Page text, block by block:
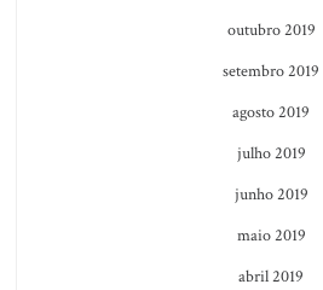
outubro 2019
setembro 2019
agosto 2019
julho 2019
junho 2019
maio 2019
abril 2019